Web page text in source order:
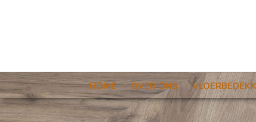
HOME OVER ONS